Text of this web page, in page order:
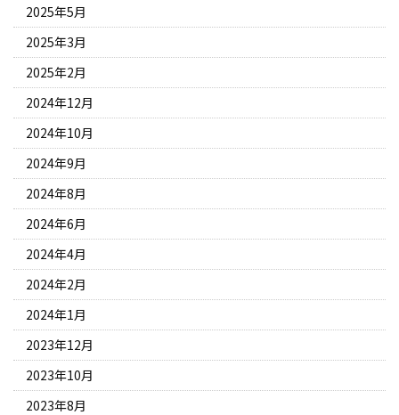
2025年5月
2025年3月
2025年2月
2024年12月
2024年10月
2024年9月
2024年8月
2024年6月
2024年4月
2024年2月
2024年1月
2023年12月
2023年10月
2023年8月